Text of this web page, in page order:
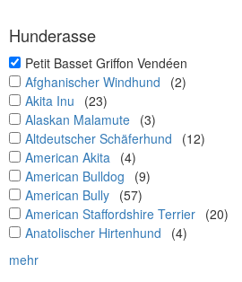
Hunderasse
undefined
Petit Basset Griffon Vendéen
undefined
Afghanischer Windhund
(2)
undefined
Akita Inu
(23)
undefined
Alaskan Malamute (3)
undefined
Altdeutscher Schäferhund
(12)
undefined
American Akita (4)
undefined
American Bulldog
(9)
undefined
American Bully (57)
undefined
American Staffordshire Terrier (20)
undefined
Anatolischer Hirtenhund
(4)
mehr